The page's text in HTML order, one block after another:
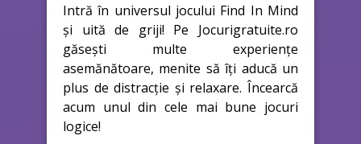
Intră în universul jocului Find In Mind
și uită de griji! Pe Jocurigratuite.ro
găsești multe experiențe
asemănătoare, menite să îți aducă un
plus de distracție și relaxare. Încearcă
acum unul din cele mai bune jocuri
logice!